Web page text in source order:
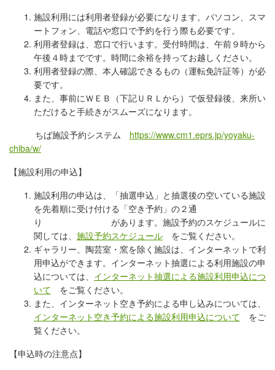
施設利用には利用者登録が必要になります。パソコン、スマ
ートフォン、電話や窓口で予約を行う際も必要です。
利用者登録は、窓口で行います。受付時間は、午前９時から
午後４時までです。時間に余裕を持ってお越しください。
利用者登録の際、本人確認できるもの（運転免許証等）が必
要です。
また、事前にＷＥＢ（下記ＵＲＬから）で仮登録後、来所い
ただけると手続きがスムーズになります。
ちば施設予約システム https://www.cm1.eprs.jp/yoyaku-
chiba/w/
【施設利用の申込】
施設利用の申込は、「抽選申込」と抽選後の空いている施設
を先着順に受け付ける「空き予約」の２通
り があります。施設予約のスケジュールに
関しては、 施設予約スケジュール をご覧ください。
ギャラリー、陶芸室・窯を除く施設は、インターネットで利
用申込ができます。インターネット抽選による利用施設の申
込については、 インターネット抽選による施設利用申込につ
いて をご覧ください。
また、インターネット空き予約による申し込みについては、
インターネット空き予約による施設利用申込について をご
覧ください。
【申込時の注意点】